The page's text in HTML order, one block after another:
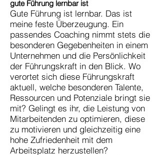
gute Führung lernbar ist
Gute Führung ist lernbar. Das ist
meine feste Überzeugung. Ein
passendes Coaching nimmt stets die
besonderen Gegebenheiten in einem
Unternehmen und die Persönlichkeit
der Führungskraft in den Blick. Wo
verortet sich diese Führungskraft
aktuell, welche besonderen Talente,
Ressourcen und Potenziale bringt sie
mit? Gelingt es ihr, die Leistung von
Mitarbeitenden zu optimieren, diese
zu motivieren und gleichzeitig eine
hohe Zufriedenheit mit dem
Arbeitsplatz herzustellen?